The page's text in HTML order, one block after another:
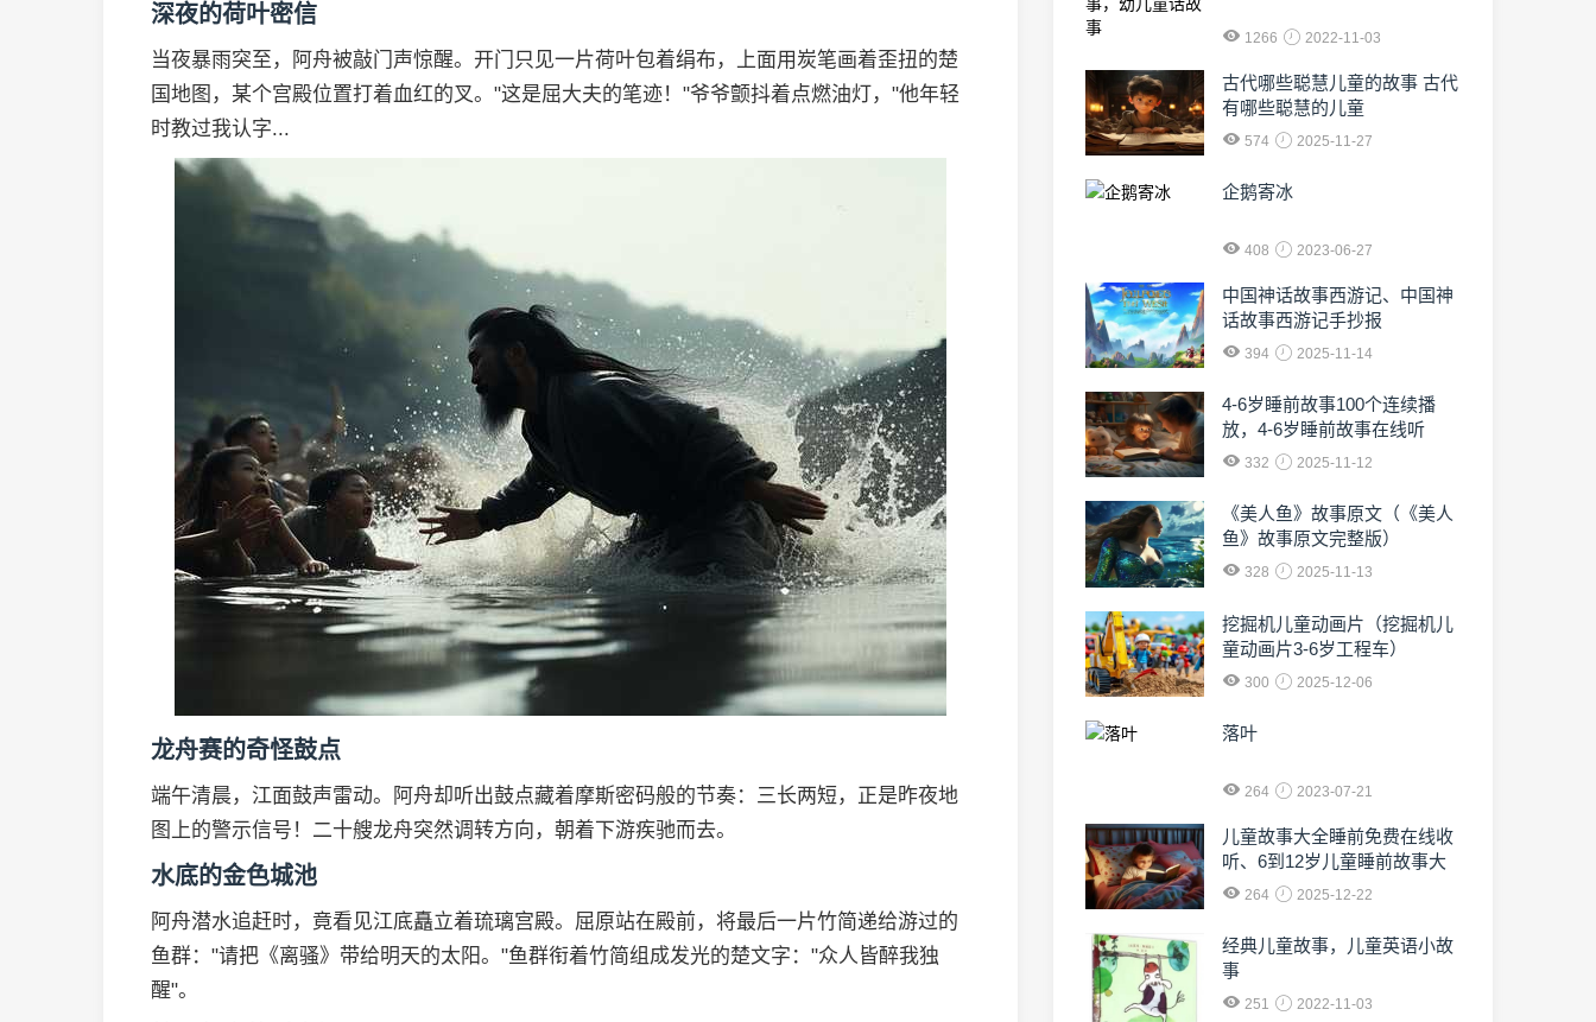
深夜的荷叶密信
当夜暴雨突至，阿舟被敲门声惊醒。开门只见一片荷叶包着绢布，上面用炭笔画着歪扭的楚
国地图，某个宫殿位置打着血红的叉。"这是屈大夫的笔迹！"爷爷颤抖着点燃油灯，"他年轻
时教过我认字...
龙舟赛的奇怪鼓点
端午清晨，江面鼓声雷动。阿舟却听出鼓点藏着摩斯密码般的节奏：三长两短，正是昨夜地
图上的警示信号！二十艘龙舟突然调转方向，朝着下游疾驰而去。
水底的金色城池
阿舟潜水追赶时，竟看见江底矗立着琉璃宫殿。屈原站在殿前，将最后一片竹简递给游过的
鱼群："请把《离骚》带给明天的太阳。"鱼群衔着竹简组成发光的楚文字："众人皆醉我独
醒"。
1266 2022-11-03
古代哪些聪慧儿童的故事 古代
有哪些聪慧的儿童
574 2025-11-27
企鹅寄冰
408 2023-06-27
中国神话故事西游记、中国神
话故事西游记手抄报
394 2025-11-14
4-6岁睡前故事100个连续播
放，4-6岁睡前故事在线听
332 2025-11-12
《美人鱼》故事原文（《美人
鱼》故事原文完整版）
328 2025-11-13
挖掘机儿童动画片（挖掘机儿
童动画片3-6岁工程车）
300 2025-12-06
落叶
264 2023-07-21
儿童故事大全睡前免费在线收
听、6到12岁儿童睡前故事大
全免费收听
264 2025-12-22
经典儿童故事，儿童英语小故
事
251 2022-11-03